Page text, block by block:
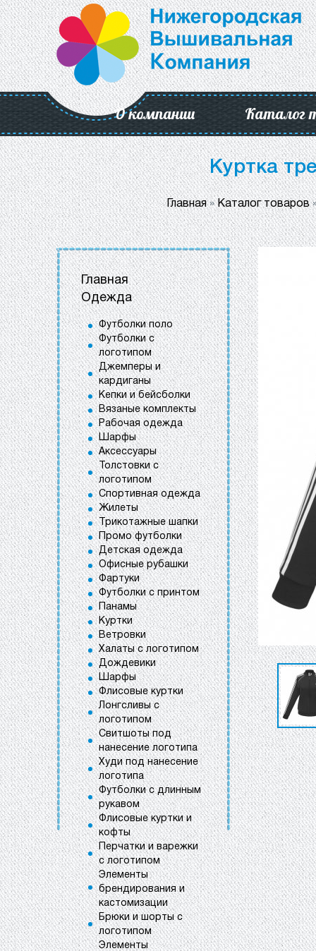
О компании Каталог
Куртка
Главная»Каталог товаров
Главная
Одежда
Футболки поло
Футболки с
логотипом
Джемперы и
кардиганы
Кепки и бейсболки
Вязаные комплекты
Рабочая одежда
Шарфы
Аксессуары
Толстовки с
логотипом
Спортивная одежда
Жилеты
Трикотажные шапки
Промо футболки
Детская одежда
Офисные рубашки
Фартуки
Футболки с принтом
Панамы
Куртки
Ветровки
Халаты с логотипом
Дождевики
Шарфы
Флисовые куртки
Лонгсливы с
логотипом
Свитшоты под
нанесение логотипа
Худи под нанесение
логотипа
Футболки с длинным
рукавом
Флисовые куртки и
кофты
Перчатки и варежки
с логотипом
Элементы
брендирования и
кастомизации
Брюки и шорты с
логотипом
Элементы